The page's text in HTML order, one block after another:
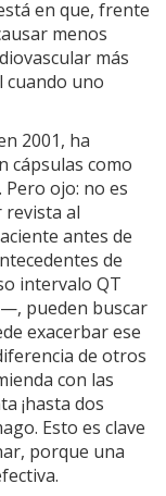
en que, frente
menos
más
cuando uno
2001, ha
cápsulas como
Pero ojo: no es
revista al
antes de
de
intervalo QT
pueden buscar
exacerbar ese
de otros
con las
¡hasta dos
Esto es clave
porque una